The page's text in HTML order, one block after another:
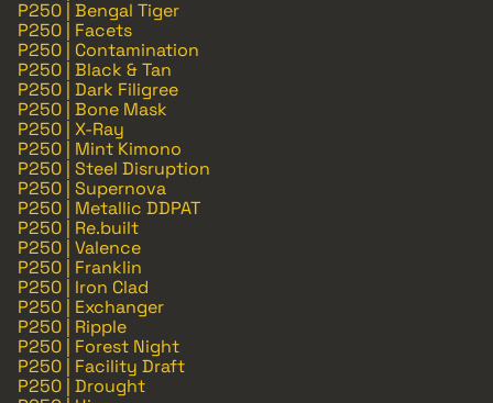
P250 | Bengal Tiger
P250 | Facets
P250 | Contamination
P250 | Black & Tan
P250 | Dark Filigree
P250 | Bone Mask
P250 | X-Ray
P250 | Mint Kimono
P250 | Steel Disruption
P250 | Supernova
P250 | Metallic DDPAT
P250 | Re.built
P250 | Valence
P250 | Franklin
P250 | Iron Clad
P250 | Exchanger
P250 | Ripple
P250 | Forest Night
P250 | Facility Draft
P250 | Drought